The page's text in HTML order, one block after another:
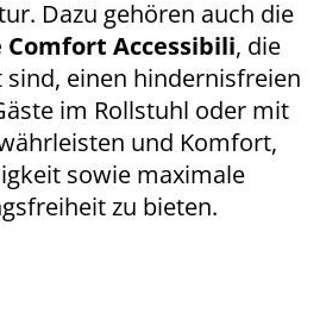
Dazu gehören auch die
Comfort Accessibili, die
sind, einen hindernisfreien
im Rollstuhl oder mit
und Komfort,
sowie maximale
zu bieten.